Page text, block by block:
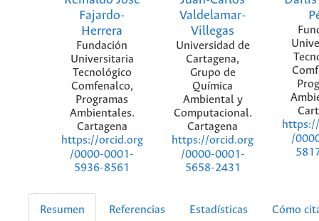
Fajardo-
Herrera
Fundación
Universitaria
Tecnológico
Comfenalco,
Programas
Ambientales.
Cartagena
https://orcid.org
/0000-0001-
5936-8561
Valdelamar-
Villegas
Universidad de
Cartagena,
Grupo de
Química
Ambiental y
Computacional.
Cartagena
https://orcid.org
/0000-0001-
5658-2431
/
Resumen Referencias Estadísticas Cómo